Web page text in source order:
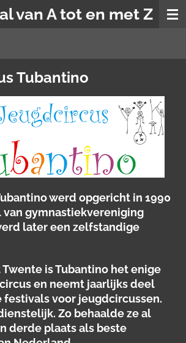
van A tot en met Z
Tubantino
werd opgericht in 1990
gymnastiekvereniging
later een zelfstandige
Twente is Tubantino het enige
en neemt jaarlijks deel
festivals voor jeugdcircussen.
Zo behaalde ze al
derde plaats als beste